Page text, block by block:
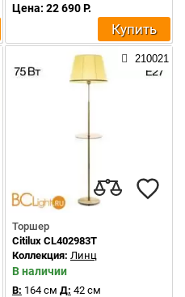
Цена: 22 690 Р.
Купить
210021
Торшер
Citilux CL402983T
Коллекция: Линц
В наличии
В: 164 см Д: 42 см